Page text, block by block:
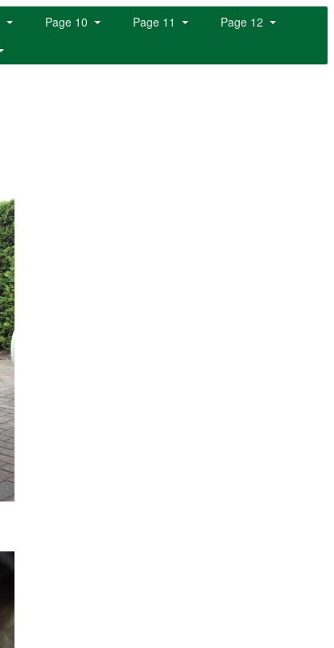
Page 10 Page 11
Page 12